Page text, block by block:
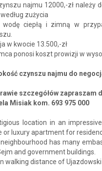
najmu 12000,-zł należy
zużycia
wodę ciepłą i zimną w
w kwocie 13.500,-zł
ponosi koszt prowizji w
czynszu najmu do
szczegółów zapraszam
Misiak kom. 693 975 000
location in an
or luxury apartment for
has many
and government buildings.
walking distance of